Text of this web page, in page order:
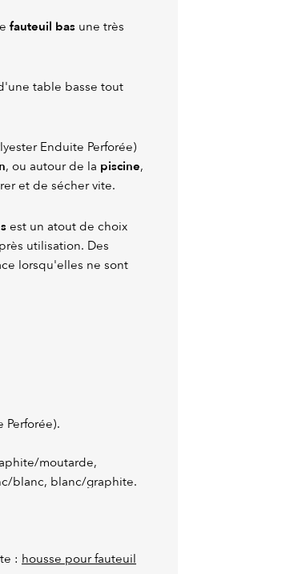
fauteuil bas une très
table basse tout
Enduite Perforée)
, ou autour de la piscine,
et de sécher vite.
est un atout de choix
utilisation. Des
lorsqu'elles ne sont
Perforée).
moutarde,
blanc, blanc/graphite.
: housse pour fauteuil